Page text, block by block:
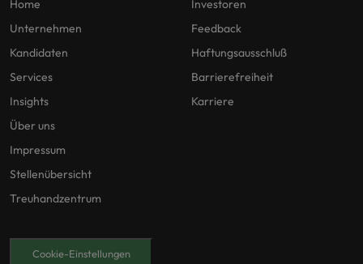
Home
Unternehmen
Kandidaten
Services
Insights
Über uns
Impressum
Stellenübersicht
Treuhandzentrum
Investoren
Feedback
Haftungsausschluß
Barrierefreiheit
Karriere
Cookie-Einstellungen